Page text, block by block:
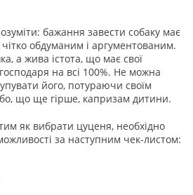
бажання завести собаку має
обдуманим і аргументованим.
а жива істота, що має свої
на всі 100%. Не можна
його, потураючи своїм
що ще гірше, капризам дитини.
як вибрати цуценя, необхідно
за наступним чек-листом: